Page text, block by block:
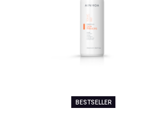
BESTSELLER